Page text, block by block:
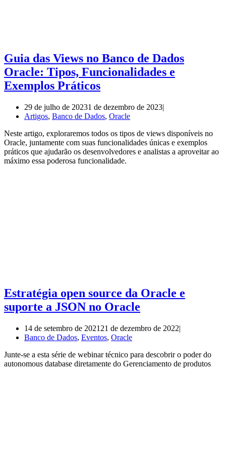
Guia das Views no Banco de Dados
Oracle: Tipos, Funcionalidades e
Exemplos Práticos
29 de julho de 20231 de dezembro de 2023
Artigos, Banco de Dados, Oracle
Neste artigo, exploraremos todos os tipos de views disponíveis no
Oracle, juntamente com suas funcionalidades únicas e exemplos
práticos que ajudarão os desenvolvedores e analistas a aproveitar ao
máximo essa poderosa funcionalidade.
Estratégia open source da Oracle e
suporte a JSON no Oracle
14 de setembro de 2021 21 de dezembro de 2022
Banco de Dados, Eventos, Oracle
Junte-se a esta série de webinar técnico para descobrir o poder do
autonomous database diretamente do Gerenciamento de produtos